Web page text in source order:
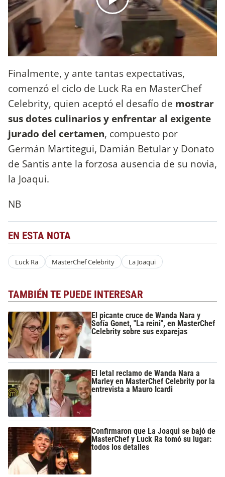
Finalmente, y ante tantas expectativas,
comenzó el ciclo de Luck Ra en MasterChef
Celebrity, quien aceptó el desafío de mostrar
sus dotes culinarios y enfrentar al exigente
jurado del certamen, compuesto por
Germán Martitegui, Damián Betular y Donato
de Santis ante la forzosa ausencia de su novia,
la Joaqui.
NB
EN ESTA NOTA
Luck Ra MasterChef Celebrity La Joaqui
TAMBIÉN TE PUEDE INTERESAR
El picante cruce de Wanda Nara y
Sofía Gonet, "La reini", en MasterChef
Celebrity sobre sus exparejas
El letal reclamo de Wanda Nara a
Marley en MasterChef Celebrity por la
entrevista a Mauro Icardi
Confirmaron que La Joaqui se bajó de
MasterChef y Luck Ra tomó su lugar:
todos los detalles